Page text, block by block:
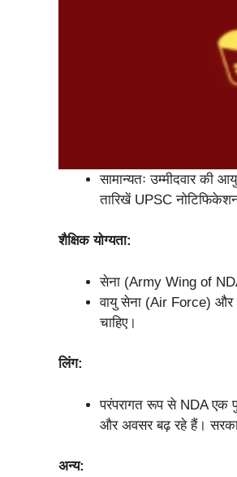
सामान्यतः उम्मीदवार
तारिखें UPSC
शैक्षिक योग्यता:
सेना (Army Wing of
वायु सेना (Air Force) और
चाहिए।
लिंग:
परंपरागत रूप से NDA एक
और अवसर बढ़ रहे हैं।
अन्य: